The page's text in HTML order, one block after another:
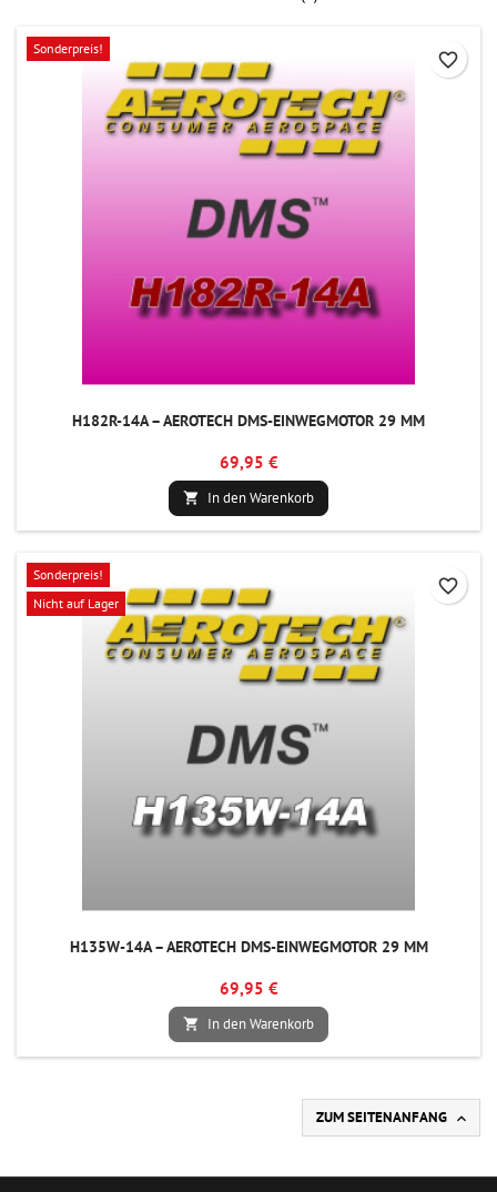
Sonderpreis!
H182R-14A – AEROTECH DMS-EINWEGMOTOR 29 MM
69,95 €
 In den Warenkorb
favorite_border
Sonderpreis!
Nicht auf Lager
H135W-14A – AEROTECH DMS-EINWEGMOTOR 29 MM
69,95 €
 In den Warenkorb
favorite_border
ZUM SEITENANFANG 